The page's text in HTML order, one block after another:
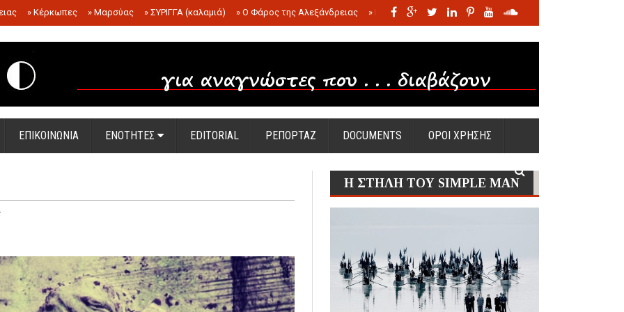
» Κέρκωπες » Μαρσύας » ΣΥΡΙΓΓΑ (καλαμιά) » Ο Φάρος της Αλεξάνδρειας » Η σφαγή των νηπίων της Σάντας
.
ΕΠΙΚΟΙΝΩΝΙΑ ΕΝΟΤΗΤΕΣ EDITORIAL ΡΕΠΟΡΤΑΖ DOCUMENTS ΟΡΟΙ ΧΡΗΣΗΣ
Η ΣΤΗΛΗ ΤΟΥ SIMPLE MAN